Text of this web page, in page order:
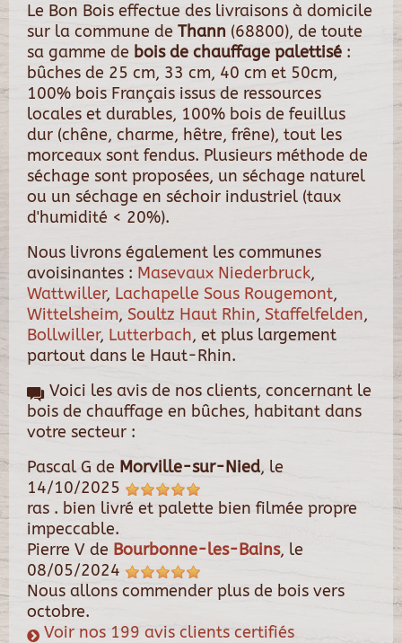
Le Bon Bois effectue des livraisons à domicile
sur la commune de Thann (68800), de toute
sa gamme de bois de chauffage palettisé :
bûches de 25 cm, 33 cm, 40 cm et 50cm,
100% bois Français issus de ressources
locales et durables, 100% bois de feuillus
dur (chêne, charme, hêtre, frêne), tout les
morceaux sont fendus. Plusieurs méthode de
séchage sont proposées, un séchage naturel
ou un séchage en séchoir industriel (taux
d'humidité < 20%).
Nous livrons également les communes
avoisinantes : Masevaux Niederbruck,
Wattwiller, Lachapelle Sous Rougemont,
Wittelsheim, Soultz Haut Rhin, Staffelfelden,
Bollwiller, Lutterbach, et plus largement
partout dans le Haut-Rhin.
Voici les avis de nos clients, concernant le
bois de chauffage en bûches, habitant dans
votre secteur :
Pascal G de Morville-sur-Nied, le
14/10/2025
ras . bien livré et palette bien filmée propre
impeccable.
Pierre V de Bourbonne-les-Bains, le
08/05/2024
Nous allons commender plus de bois vers
octobre.
Voir nos 199 avis clients certifiés